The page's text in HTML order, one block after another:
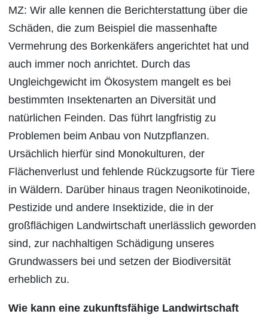
MZ: Wir alle kennen die Berichterstattung über die
Schäden, die zum Beispiel die massenhafte
Vermehrung des Borkenkäfers angerichtet hat und
auch immer noch anrichtet. Durch das
Ungleichgewicht im Ökosystem mangelt es bei
bestimmten Insektenarten an Diversität und
natürlichen Feinden. Das führt langfristig zu
Problemen beim Anbau von Nutzpflanzen.
Ursächlich hierfür sind Monokulturen, der
Flächenverlust und fehlende Rückzugsorte für Tiere
in Wäldern. Darüber hinaus tragen Neonikotinoide,
Pestizide und andere Insektizide, die in der
großflächigen Landwirtschaft unerlässlich geworden
sind, zur nachhaltigen Schädigung unseres
Grundwassers bei und setzen der Biodiversität
erheblich zu.
Wie kann eine zukunftsfähige Landwirtschaft